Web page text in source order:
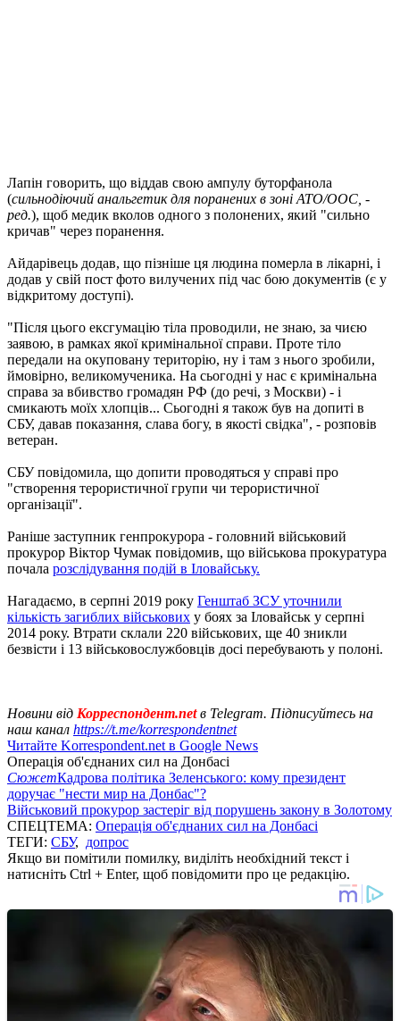
Лапін говорить, що віддав свою ампулу буторфанола
(сильнодіючий анальгетик для поранених в зоні АТО/ООС, -
ред.), щоб медик вколов одного з полонених, який "сильно
кричав" через поранення.
Айдарівець додав, що пізніше ця людина померла в лікарні, і
додав у свій пост фото вилучених під час бою документів (є у
відкритому доступі).
"Після цього ексгумацію тіла проводили, не знаю, за чиєю
заявою, в рамках якої кримінальної справи. Проте тіло
передали на окуповану територію, ну і там з нього зробили,
ймовірно, великомученика. На сьогодні у нас є кримінальна
справа за вбивство громадян РФ (до речі, з Москви) - і
смикають моїх хлопців... Сьогодні я також був на допиті в
СБУ, давав показання, слава богу, в якості свідка", - розповів
ветеран.
СБУ повідомила, що допити проводяться у справі про
"створення терористичної групи чи терористичної
організації".
Раніше заступник генпрокурора - головний військовий
прокурор Віктор Чумак повідомив, що військова прокуратура
почала розслідування подій в Іловайську.
Нагадаємо, в серпні 2019 року Генштаб ЗСУ уточнили
кількість загиблих військових у боях за Іловайськ у серпні
2014 року. Втрати склали 220 військових, ще 40 зникли
безвісти і 13 військовослужбовців досі перебувають у полоні.
Новини від Корреспондент.netв Telegram. Підписуйтесь на
наш канал https://t.me/korrespondentnet
Читайте Korrespondent.net в Google News
Операція об'єднаних сил на Донбасі
СюжетКадрова політика Зеленського: кому президент
доручає "нести мир на Донбас"?
Військовий прокурор застеріг від порушень закону в Золотому
СПЕЦТЕМА: Операція об'єднаних сил на Донбасі
ТЕГИ: СБУ, допрос
Якщо ви помітили помилку, виділіть необхідний текст і
натисніть Ctrl + Enter, щоб повідомити про це редакцію.